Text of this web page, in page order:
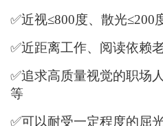
✅近视≤800度、散光≤200
✅近距离工作、阅读依赖
✅追求高质量视觉的职场
等
✅可以耐受一定程度的屈